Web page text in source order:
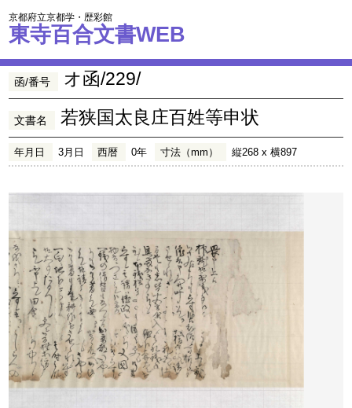
京都府立京都学・歴彩館
東寺百合文書WEB
函/番号 オ函/229/
文書名 若狭国太良庄百姓等申状
年月日 3月日 西暦 0年 寸法（mm） 縦268 x 横897